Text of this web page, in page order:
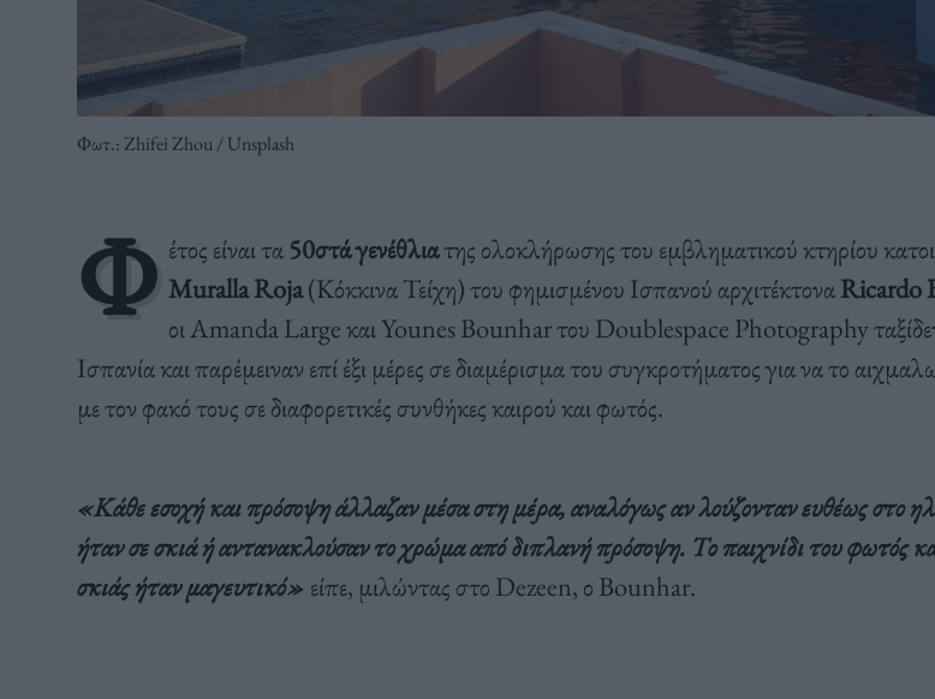
Φωτ.: Zhifei Zhou / Unsplash
Φ έτος είναι τα 50στά γενέθλιατης ολοκλήρωσης του εμβληματικού κτηρίου
Muralla Roja(Κόκκινα Τείχη) του φημισμένου Ισπανού αρχιτέκτοναRicardo
οι Amanda Large και Younes Bounhar του Doublespace Photography
Ισπανία και παρέμειναν επί έξι μέρες σε διαμέρισμα του συγκροτήματος για να το
με τον φακό τους σε διαφορετικές συνθήκες καιρού και φωτός.
«Κάθε εσοχή και πρόσοψη άλλαζαν μέσα στη μέρα, αναλόγως αν λούζονταν ευθέως στο
ήταν σε σκιά ή αντανακλούσαν το χρώμα από διπλανή πρόσοψη. Το παιχνίδι του φωτός
σκιάς ήταν μαγευτικό» είπε, μιλώντας στο Dezeen, ο Bounhar.